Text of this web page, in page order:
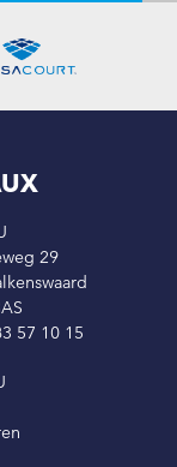
29
57 10 15